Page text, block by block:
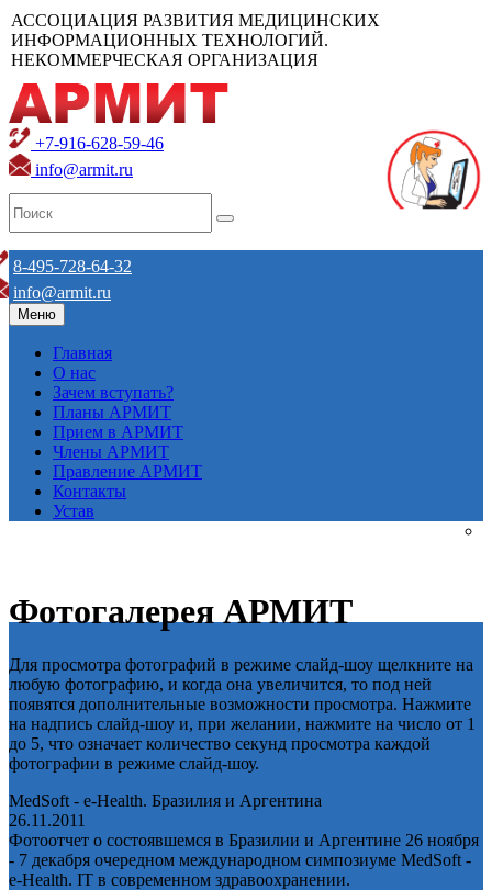
АССОЦИАЦИЯ РАЗВИТИЯ МЕДИЦИНСКИХ
ИНФОРМАЦИОННЫХ ТЕХНОЛОГИЙ.
НЕКОММЕРЧЕСКАЯ ОРГАНИЗАЦИЯ
+7-916-628-59-46
info@armit.ru
8-495-728-64-32
info@armit.ru
Меню
Главная
О нас
Зачем вступать?
Планы АРМИТ
Прием в АРМИТ
Члены АРМИТ
Правление АРМИТ
Контакты
Устав
Фотогалерея АРМИТ
Для просмотра фотографий в режиме слайд-шоу щелкните на
любую фотографию, и когда она увеличится, то под ней
появятся дополнительные возможности просмотра. Нажмите
на надпись слайд-шоу и, при желании, нажмите на число от 1
до 5, что означает количество секунд просмотра каждой
фотографии в режиме слайд-шоу.
MedSoft - e-Health. Бразилия и Аргентина
26.11.2011
Фотоотчет о состоявшемся в Бразилии и Аргентине 26 ноября
- 7 декабря очередном международном симпозиуме MedSoft -
e-Health. IT в современном здравоохранении.